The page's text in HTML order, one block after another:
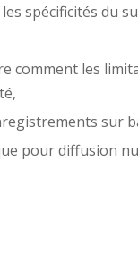
spécificités du
les
sur
pour diffusion